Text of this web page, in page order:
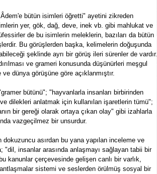
bütün isimleri öğretti" ayetini zikreden
yer, gök, dağ, deve, inek vb. gibi mahlukat ve
de bu isimlerin meleklerin, bazıları da bütün
Bu görüşlerden başka, kelimelerin doğuşunda
şeklinde ayrı bir görüş ileri sürenler de vardır.
ve grameri konusunda düşünürleri meşgul
dünya görüşüne göre açıklanmıştır.
bütünü"; "hayvanlarla insanları birbirinden
dilekleri anlatmak için kullanılan işaretlerin tümü";
bir gereği olarak ortaya çıkan olay" gibi izahlarla
vazgeçilmez bir unsurdur.
asırdan bu yana yapılan inceleme ve
"dil, insanlar arasında anlaşmayı sağlayan tabii bir
kanunlar çerçevesinde gelişen canlı bir varlık,
sistemi ve seslerden örülmüş sosyal bir